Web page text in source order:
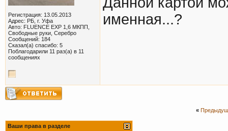
Регистрация: 13.05.2013
Адрес: РБ, г. Уфа
Авто: FLUENCE EXP 1,6 МКПП,
Свободные руки, Серебро
Сообщений: 184
Сказал(а) спасибо: 5
Поблагодарили 11 раз(а) в 11
сообщениях
именная...?
«
Ваши права в разделе